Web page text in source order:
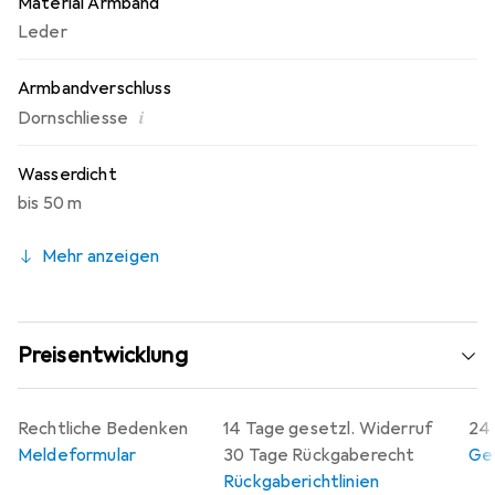
Leder
Armbandverschluss
Dornschliesse i
Wasserdicht
bis 50 m
Mehr anzeigen
Preisentwicklung
14 Tage gesetzl. Widerruf
30 Tage Rückgaberecht
Rückgaberichtlinien
24
Rechtliche Bedenken
Meldeformular